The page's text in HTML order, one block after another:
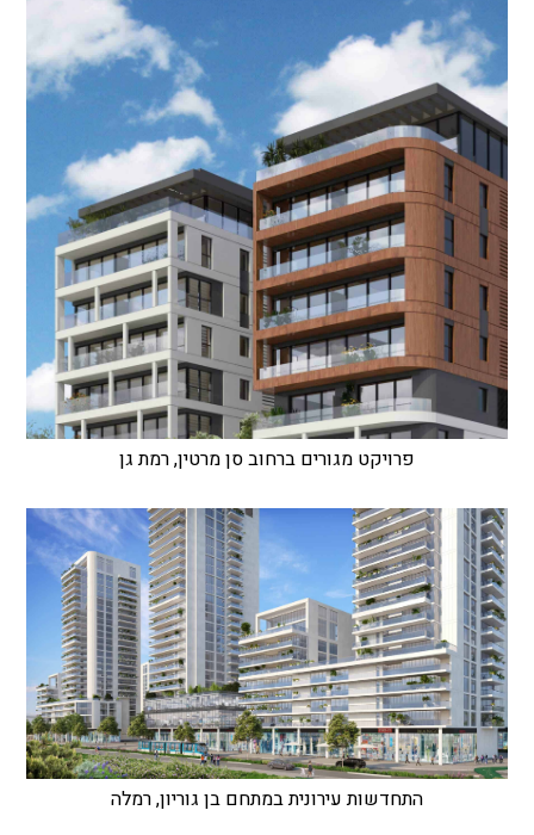
פרויקט מגורים ברחוב סן מרטין, רמת גן
התחדשות עירונית במתחם בן גוריון, רמלה